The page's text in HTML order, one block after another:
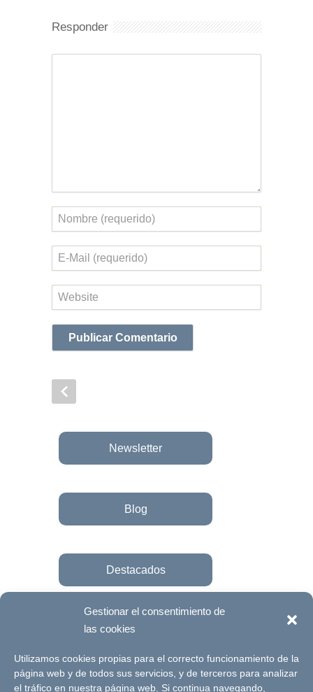
Gestionar el consentimiento de
las cookies
Utilizamos cookies propias para el correcto funcionamiento de la
página web y de todos sus servicios, y de terceros para analizar
el tráfico en nuestra página web. Si continua navegando,
Responder
Nombre
Correo
electrónico
Web
Newsletter
Blog
Destacados
Únete a la fundación